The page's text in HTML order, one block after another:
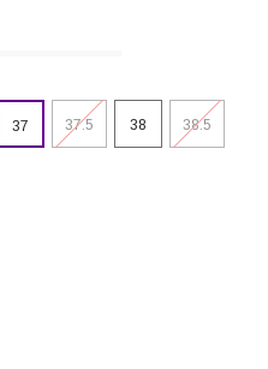
37 37.5 38 38.5